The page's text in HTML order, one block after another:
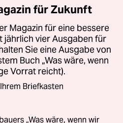
für Zukunft
Magazin für eine bessere
jährlich vier Ausgaben für
Sie eine Ausgabe von
Buch „Was wäre, wenn
Vorrat reicht).
Briefkasten
„Was wäre, wenn wir